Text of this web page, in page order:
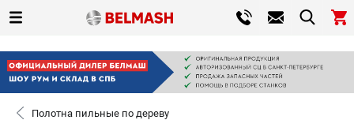
САНКТ-ПЕТЕРБУРГ
0
Полотна пильные по дереву